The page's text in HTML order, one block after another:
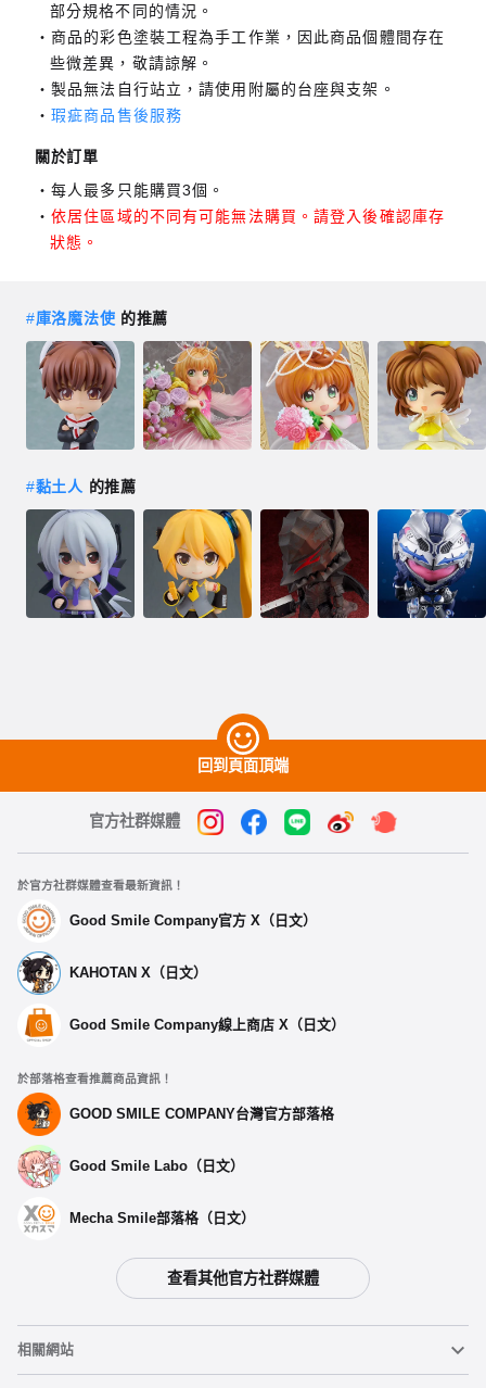
部分規格不同的情況。
商品的彩色塗裝工程為手工作業，因此商品個體間存在
些微差異，敬請諒解。
製品無法自行站立，請使用附屬的台座與支架。
瑕疵商品售後服務
關於訂單
每人最多只能購買3個。
依居住區域的不同有可能無法購買。請登入後確認庫存
狀態。
#庫洛魔法使 的推薦
#黏土人 的推薦
回到頁面頂端
官方社群媒體
於官方社群媒體查看最新資訊！
Good Smile Company官方 X（日文）
KAHOTAN X（日文）
Good Smile Company線上商店 X（日文）
於部落格查看推薦商品資訊！
GOOD SMILE COMPANY台灣官方部落格
Good Smile Labo（日文）
Mecha Smile部落格（日文）
查看其他官方社群媒體
相關網站